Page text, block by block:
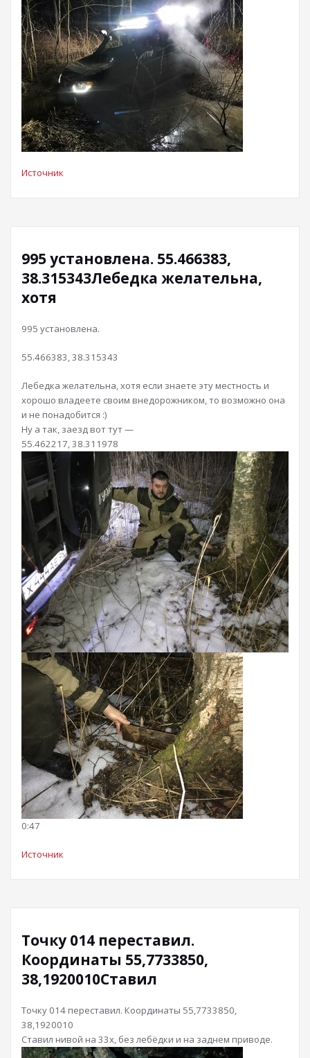
Источник
995 установлена. 55.466383,
38.315343Лебедка желательна,
хотя
995 установлена.
55.466383, 38.315343
Лебедка желательна, хотя если знаете эту местность и
хорошо владеете своим внедорожником, то возможно она
и не понадобится :)
Ну а так, заезд вот тут —
55.462217, 38.311978
0:47
Источник
Точку 014 переставил.
Координаты 55,7733850,
38,1920010Ставил
Точку 014 переставил. Координаты 55,7733850,
38,1920010
Ставил нивой на 33х, без лебёдки и на заднем приводе.